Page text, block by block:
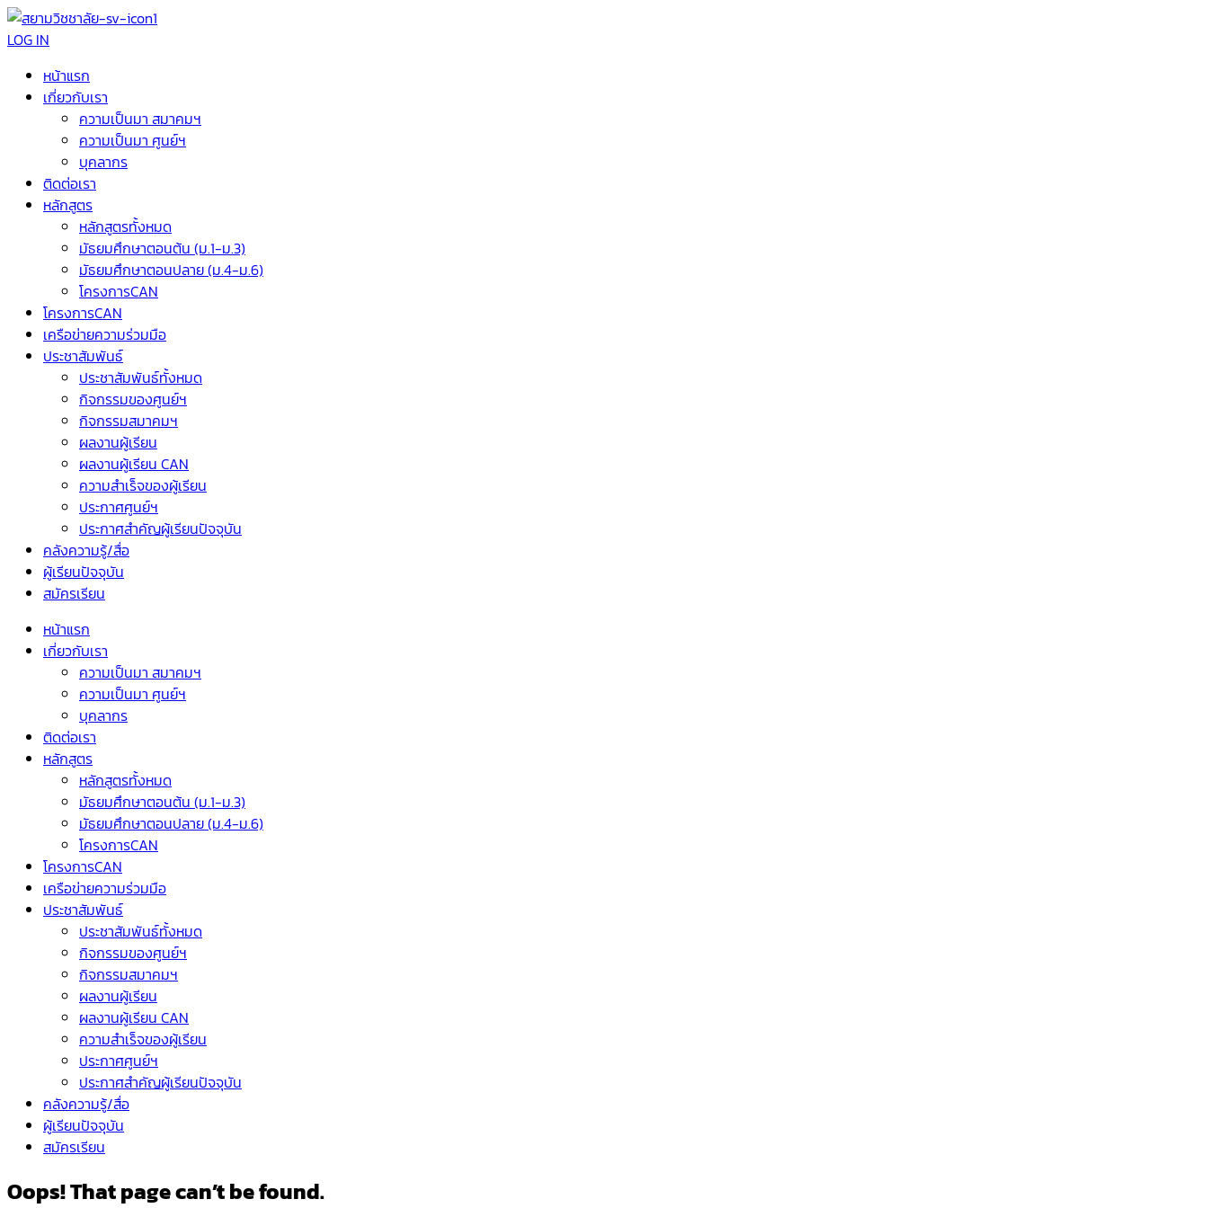
LOG IN
หน้าแรก
เกี่ยวกับเรา
ความเป็นมา สมาคมฯ
ความเป็นมา ศูนย์ฯ
บุคลากร
ติดต่อเรา
หลักสูตร
หลักสูตรทั้งหมด
มัธยมศึกษาตอนต้น (ม.1-ม.3)
มัธยมศึกษาตอนปลาย (ม.4-ม.6)
โครงการCAN
โครงการCAN
เครือข่ายความร่วมมือ
ประชาสัมพันธ์
ประชาสัมพันธ์ทั้งหมด
กิจกรรมของศูนย์ฯ
กิจกรรมสมาคมฯ
ผลงานผู้เรียน
ผลงานผู้เรียน CAN
ความสำเร็จของผู้เรียน
ประกาศศูนย์ฯ
ประกาศสำคัญผู้เรียนปัจจุบัน
คลังความรู้/สื่อ
ผู้เรียนปัจจุบัน
สมัครเรียน
หน้าแรก
เกี่ยวกับเรา
ความเป็นมา สมาคมฯ
ความเป็นมา ศูนย์ฯ
บุคลากร
ติดต่อเรา
หลักสูตร
หลักสูตรทั้งหมด
มัธยมศึกษาตอนต้น (ม.1-ม.3)
มัธยมศึกษาตอนปลาย (ม.4-ม.6)
โครงการCAN
โครงการCAN
เครือข่ายความร่วมมือ
ประชาสัมพันธ์
ประชาสัมพันธ์ทั้งหมด
กิจกรรมของศูนย์ฯ
กิจกรรมสมาคมฯ
ผลงานผู้เรียน
ผลงานผู้เรียน CAN
ความสำเร็จของผู้เรียน
ประกาศศูนย์ฯ
ประกาศสำคัญผู้เรียนปัจจุบัน
คลังความรู้/สื่อ
ผู้เรียนปัจจุบัน
สมัครเรียน
Oops! That page can’t be found.